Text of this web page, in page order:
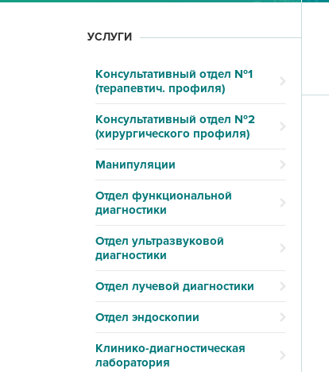
УСЛУГИ
Консультативный отдел №1
(терапевтич. профиля)
Консультативный отдел №2
(хирургического профиля)
Манипуляции
Отдел функциональной
диагностики
Отдел ультразвуковой
диагностики
Отдел лучевой диагностики
Отдел эндоскопии
Клинико-диагностическая
лаборатория